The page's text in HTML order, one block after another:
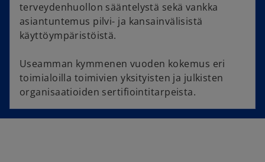
terveydenhuollon sääntelystä sekä vankka
asiantuntemus pilvi- ja kansainvälisistä
käyttöympäristöistä.
Useamman kymmenen vuoden kokemus eri
toimialoilla toimivien yksityisten ja julkisten
organisaatioiden sertifiointitarpeista.